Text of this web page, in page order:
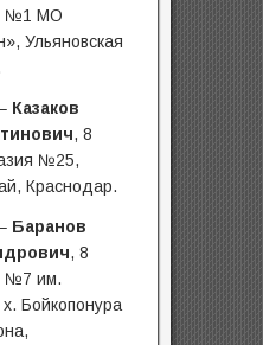
№1 МО
Ульяновская
Казаков
, 8
№25,
Краснодар.
Баранов
, 8
№7 им.
х. Бойкопонура